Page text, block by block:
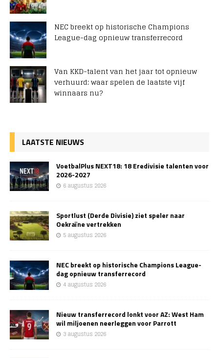
NEC breekt op historische Champions
League-dag opnieuw transferrecord
Van KKD-talent van het jaar tot opnieuw
verhuurd: waar spelen de laatste vijf
winnaars nu?
LAATSTE NIEUWS
VoetbalPlus NEXT18: 18 Eredivisie talenten voor
2026-2027
6 augustus 2026
Sportlust (Derde Divisie) ziet speler naar
Oekraïne vertrekken
5 augustus 2026
NEC breekt op historische Champions League-
dag opnieuw transferrecord
4 augustus 2026
Nieuw transferrecord lonkt voor AZ: West Ham
wil miljoenen neerleggen voor Parrott
3 augustus 2026